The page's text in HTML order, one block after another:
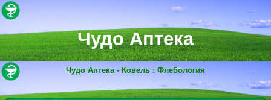
Чудо Аптека
Чудо Аптека - Ковель : Флебология